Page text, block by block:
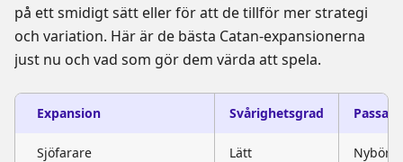
på ett smidigt sätt eller för att de tillför mer strategi
och variation. Här är de bästa Catan-expansionerna
just nu och vad som gör dem värda att spela.
Expansion Svårighetsgrad Passar
Sjöfarare Lätt